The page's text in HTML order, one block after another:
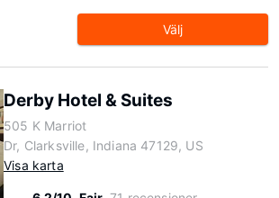
Välj
Derby Hotel & Suites
505 K Marriot
Dr, Clarksville, Indiana 47129, US
Visa karta